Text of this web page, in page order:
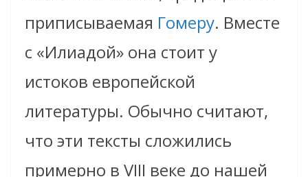
приписываемая Гомеру. Вместе
с «Илиадой» она стоит у
истоков европейской
литературы. Обычно считают,
что эти тексты сложились
примерно в VIII веке до нашей